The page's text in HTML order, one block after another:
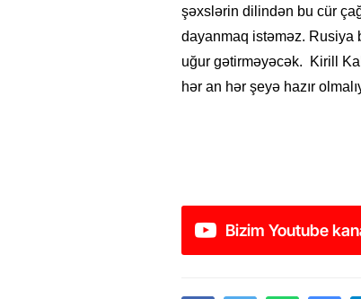
şəxslərin dilindən bu cür
dayanmaq istəməz. Rusiya
uğur gətirməyəcək. Kirill
hər an hər şeyə hazır
Bizim Youtube